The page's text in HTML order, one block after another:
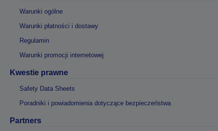
Warunki ogólne
Warunki płatności i dostawy
Regulamin
Warunki promocji internetowej
Kwestie prawne
Safety Data Sheets
Poradniki i powiadomienia dotyczące bezpieczeństwa
Partners